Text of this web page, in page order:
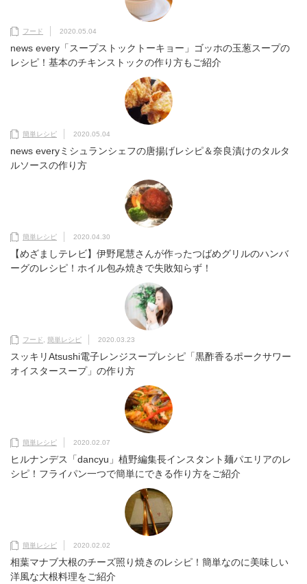
フード 2020.05.04
news every「スープストックトーキョー」ゴッホの玉葱スープの
レシピ！基本のチキンストックの作り方もご紹介
簡単レシピ 2020.05.04
news everyミシュランシェフの唐揚げレシピ＆奈良漬けのタルタ
ルソースの作り方
簡単レシピ 2020.04.30
【めざましテレビ】伊野尾慧さんが作ったつばめグリルのハンバ
ーグのレシピ！ホイル包み焼きで失敗知らず！
フード 簡単レシピ 2020.03.23
スッキリAtsushi電子レンジスープレシピ「黒酢香るポークサワー
オイスタースープ」の作り方
簡単レシピ 2020.02.07
ヒルナンデス「dancyu」植野編集長インスタント麺パエリアのレ
シピ！フライパン一つで簡単にできる作り方をご紹介
簡単レシピ 2020.02.02
相葉マナブ大根のチーズ照り焼きのレシピ！簡単なのに美味しい
洋風な大根料理をご紹介